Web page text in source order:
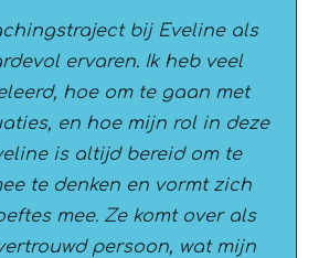
bij Eveline als
ervaren. Ik heb veel
hoe om te gaan met
en hoe mijn rol in deze
is altijd bereid om te
te denken en vormt zich
mee. Ze komt over als
persoon, wat mijn